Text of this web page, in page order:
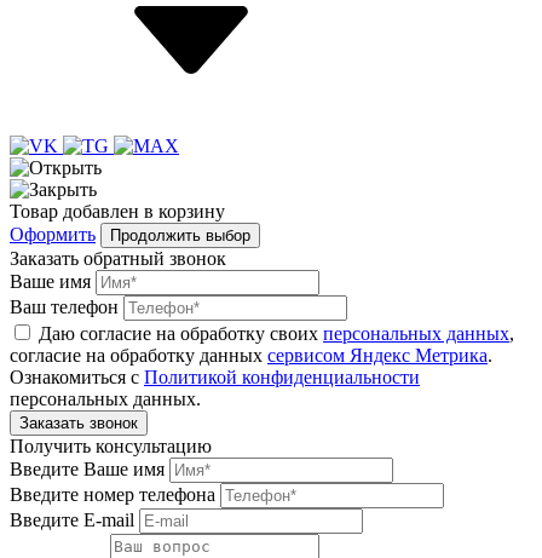
Товар добавлен в корзину
Оформить
Продолжить выбор
Заказать обратный звонок
Ваше имя
Ваш телефон
Даю согласие на обработку своих персональных данных,
согласие на обработку данных сервисом Яндекс Метрика.
Ознакомиться с Политикой конфиденциальности
персональных данных.
Получить консультацию
Введите Ваше имя
Введите номер телефона
Введите E-mail